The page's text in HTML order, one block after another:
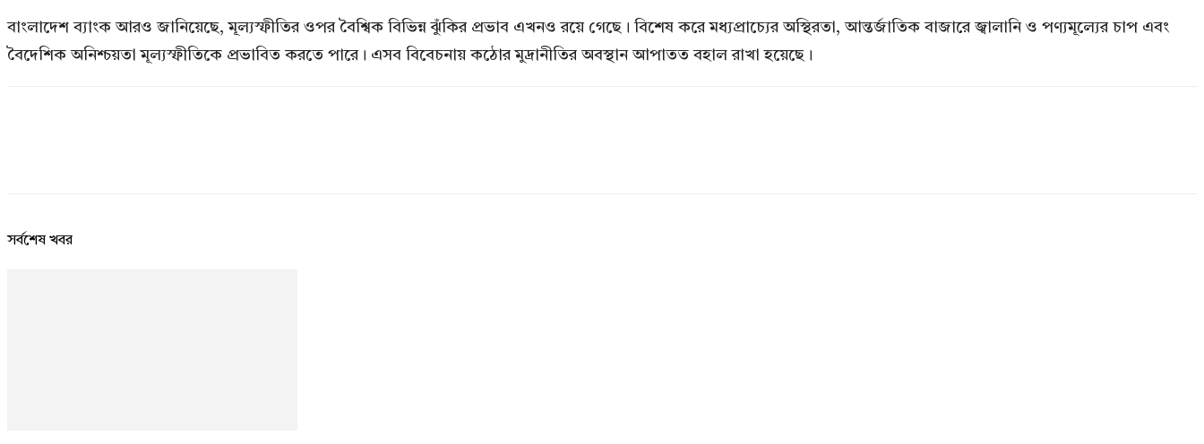
বাংলাদেশ ব্যাংক আরও জানিয়েছে, মূল্যস্ফীতির ওপর বৈশ্বিক বিভিন্ন ঝুঁকির প্রভাব এখনও রয়ে গেছে। বিশেষ করে মধ্যপ্রাচ্যের অস্থিরতা, আন্তর্জাতিক বাজারে জ্বালানি ও পণ্যমূল্যের চাপ এবং
বৈদেশিক অনিশ্চয়তা মূল্যস্ফীতিকে প্রভাবিত করতে পারে। এসব বিবেচনায় কঠোর মুদ্রানীতির অবস্থান আপাতত বহাল রাখা হয়েছে।
সর্বশেষ খবর